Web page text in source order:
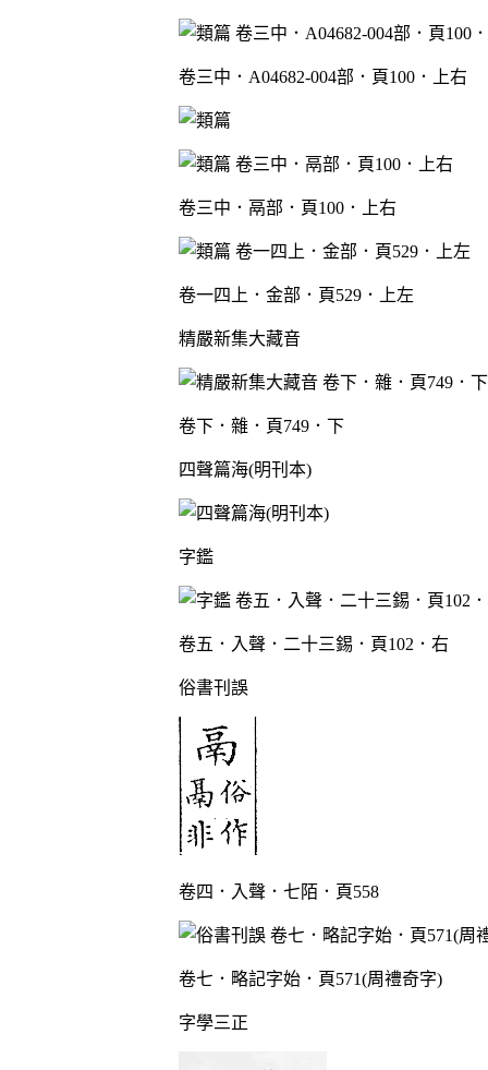
卷三中．A04682-004部．頁100．上右
卷三中．鬲部．頁100．上右
卷一四上．金部．頁529．上左
精嚴新集大藏音
卷下．雜．頁749．下
四聲篇海(明刊本)
字鑑
卷五．入聲．二十三錫．頁102．右
俗書刊誤
卷四．入聲．七陌．頁558
卷七．略記字始．頁571(周禮奇字)
字學三正